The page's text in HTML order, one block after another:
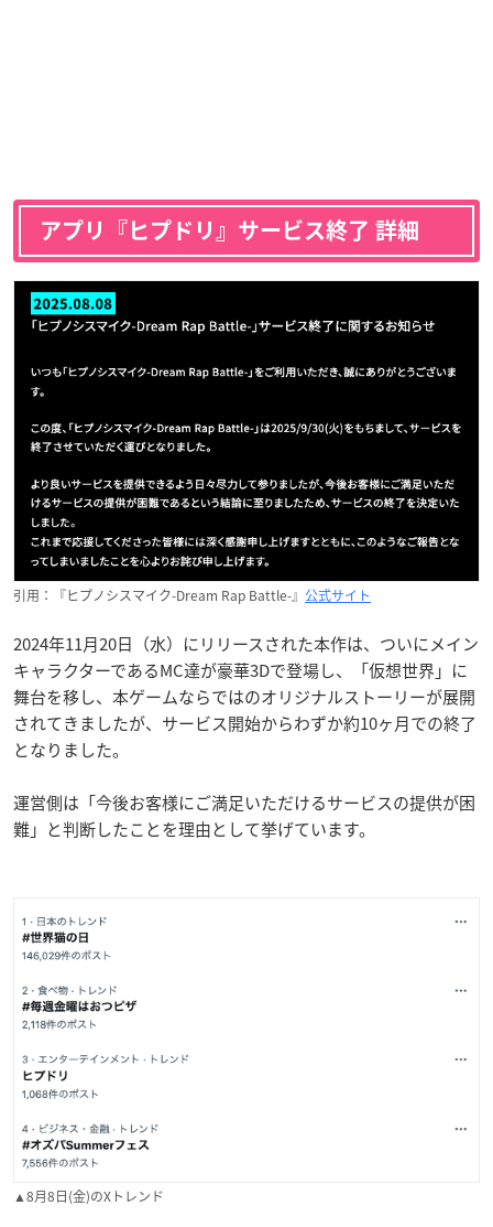
アプリ『ヒプドリ』サービス終了 詳細
引用：『ヒプノシスマイク-Dream Rap Battle-』 公式サイト
2024年11月20日（水）にリリースされた本作は、ついにメイン
キャラクターであるMC達が豪華3Dで登場し、「仮想世界」に
舞台を移し、本ゲームならではのオリジナルストーリーが展開
されてきましたが、サービス開始からわずか約10ヶ月での終了
となりました。
運営側は「今後お客様にご満足いただけるサービスの提供が困
難」と判断したことを理由として挙げています。
▲8月8日(金)のXトレンド